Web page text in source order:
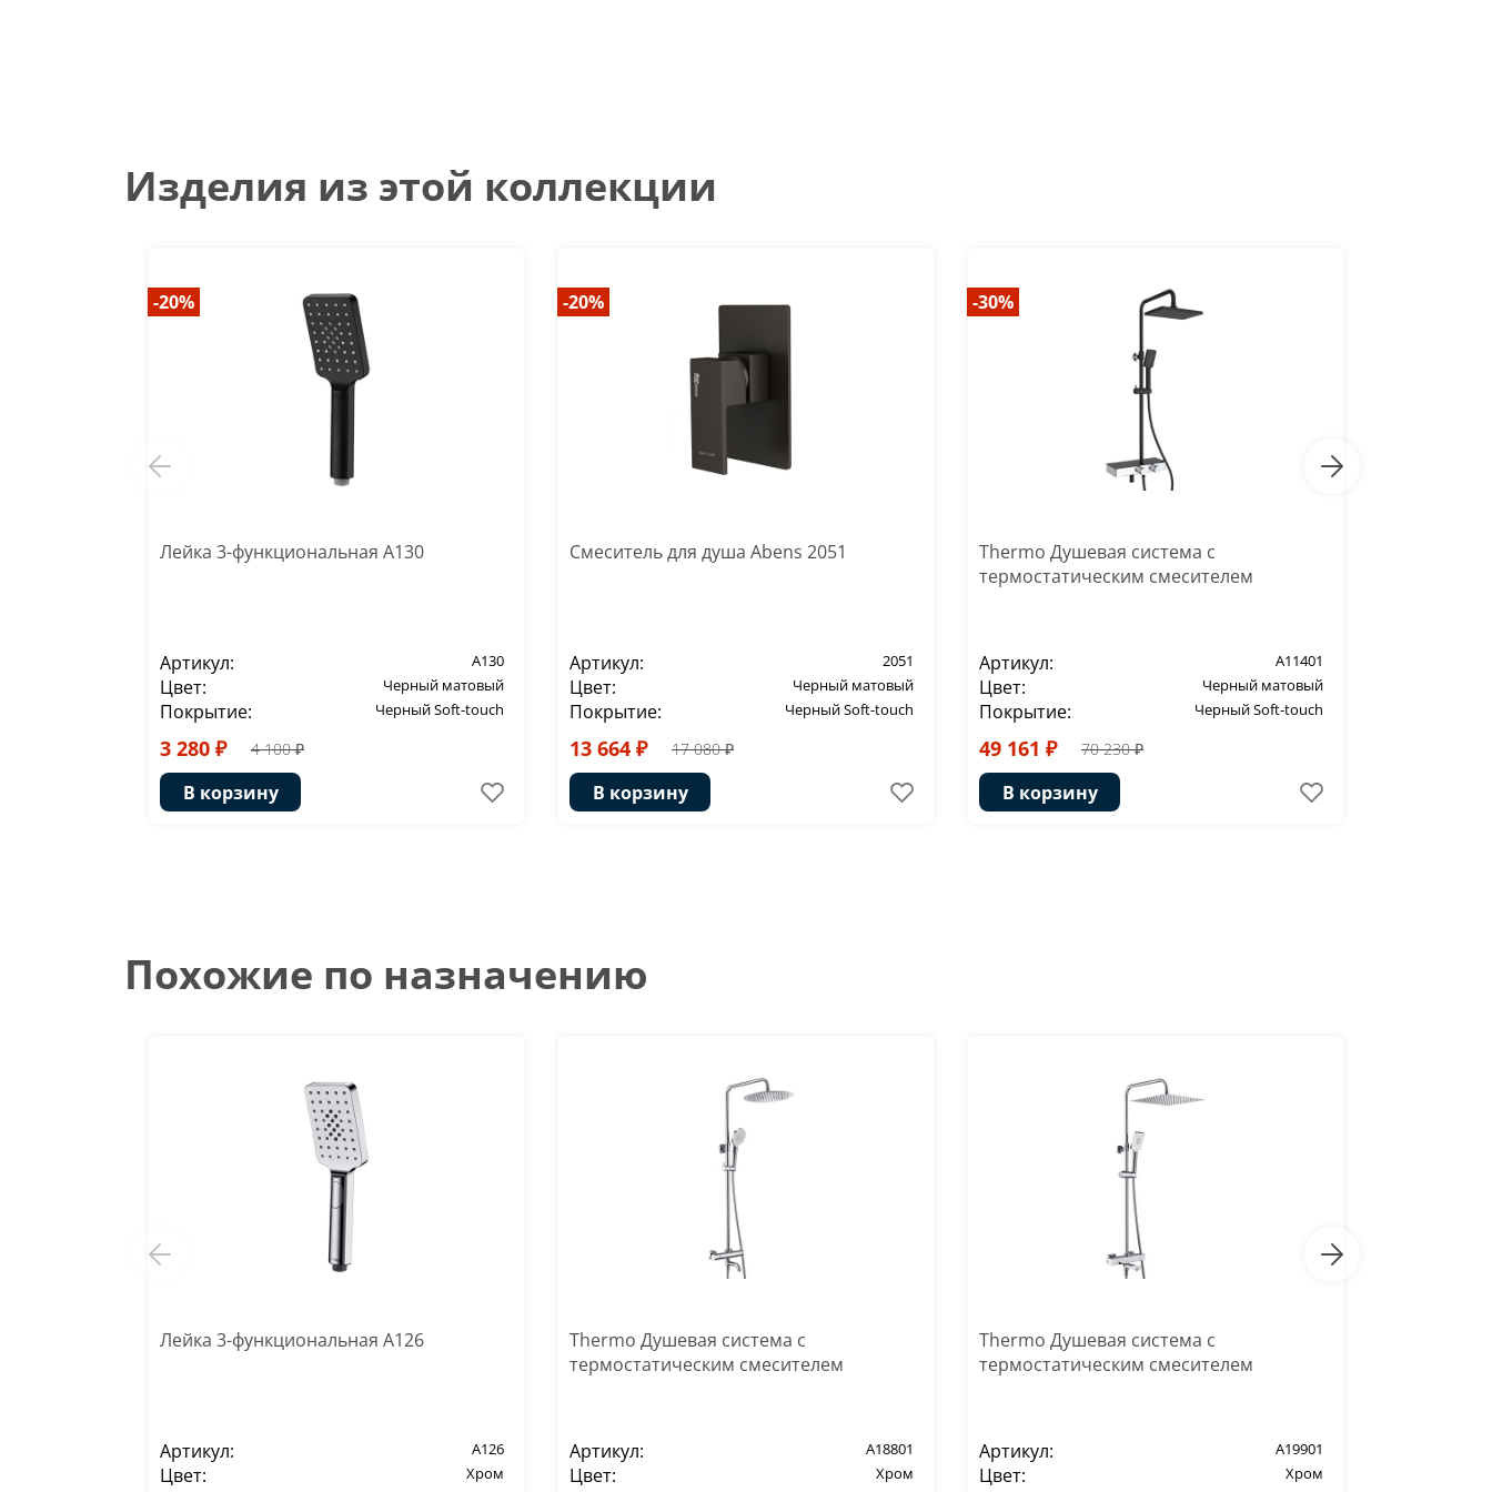
Изделия из этой коллекции
-20%
Лейка 3-функциональная A130
Артикул: A130
Цвет: Черный матовый
Покрытие: Черный Soft-touch
3 280 ₽ 4 100 ₽
В корзину
-20%
Смеситель для душа Abens 2051
Артикул: 2051
Цвет: Черный матовый
Покрытие: Черный Soft-touch
13 664 ₽ 17 080 ₽
В корзину
-30%
Thermo Душевая система с
термостатическим смесителем
Артикул: A11401
Цвет: Черный матовый
Покрытие: Черный Soft-touch
49 161 ₽ 70 230 ₽
В корзину
Похожие по назначению
Лейка 3-функциональная A126
Артикул: A126
Цвет: Хром
Thermo Душевая система с
термостатическим смесителем
Артикул: A18801
Цвет: Хром
Thermo Душевая система с
термостатическим смесителем
Артикул: A19901
Цвет: Хром